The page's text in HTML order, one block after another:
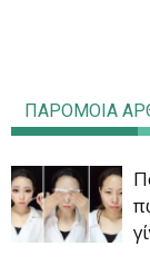
ΠΑΡΟΜΟΙΑ